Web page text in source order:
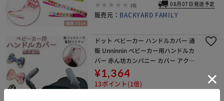
(0) 08月07日発送予定
販売元： BACKYARD FAMILY
ドット ベビーカー ハンドルカバー 通
販 Unninnin ベビーカー用ハンドルカ
バー 赤ん坊カンパニー カバー アクセ
サリー ベビーカーアクセサリー バギ
ー ベビー用品 赤ちゃん グッズ 洗える
お
¥1,364
13ポイント(1倍)